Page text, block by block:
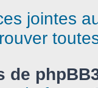
jointes
de